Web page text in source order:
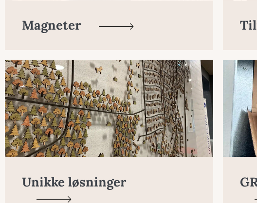
Magneter
Unikke løsninger